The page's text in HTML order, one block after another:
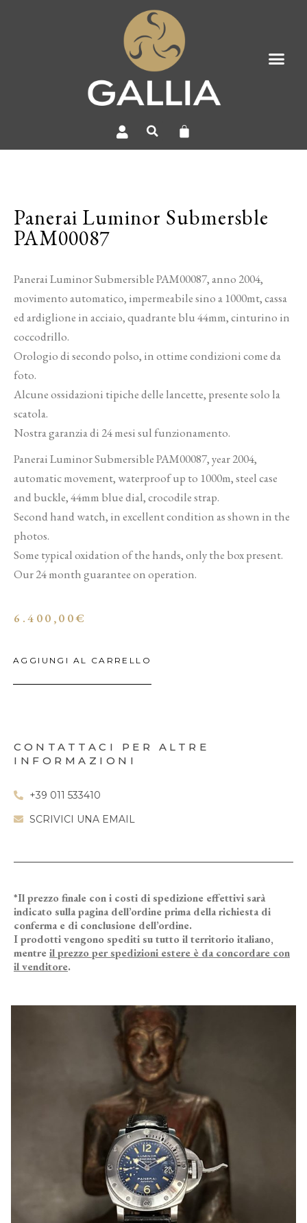
Panerai Luminor Submersble
PAM00087
Panerai Luminor Submersible PAM00087, anno 2004,
movimento automatico, impermeabile sino a 1000mt, cassa
ed ardiglione in acciaio, quadrante blu 44mm, cinturino in
coccodrillo.
Orologio di secondo polso, in ottime condizioni come da
foto.
Alcune ossidazioni tipiche delle lancette, presente solo la
scatola.
Nostra garanzia di 24 mesi sul funzionamento.
Panerai Luminor Submersible PAM00087, year 2004,
automatic movement, waterproof up to 1000m, steel case
and buckle, 44mm blue dial, crocodile strap.
Second hand watch, in excellent condition as shown in the
photos.
Some typical oxidation of the hands, only the box present.
Our 24 month guarantee on operation.
6.400,00€
AGGIUNGI AL CARRELLO
CONTATTACI PER ALTRE
INFORMAZIONI
+39 011 533410
SCRIVICI UNA EMAIL
*Il prezzo finale con i costi di spedizione effettivi sarà
indicato sulla pagina dell’ordine prima della richiesta di
conferma e di conclusione dell’ordine.
I prodotti vengono spediti su tutto il territorio italiano,
mentre il prezzo per spedizioni estere è da concordare con
il venditore.